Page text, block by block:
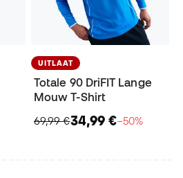
UITLAAT
Totale 90 DriFIT Lange
Mouw T-Shirt
69,99 €34,99 €−50%